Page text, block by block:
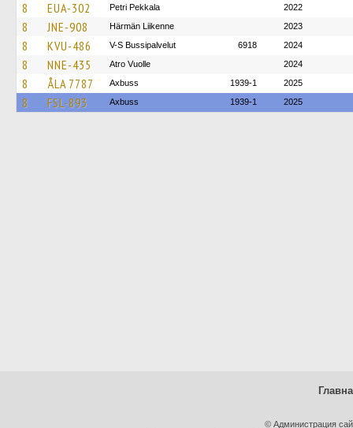
8 EUA-302 Petri Pekkala 2022
8 JNE-908 Härmän Liikenne 2023
8 KVU-486 V-S Bussipalvelut 6918 2024
8 NNE-435 Atro Vuolle 2024
8 ÅLA 7787 Axbuss 1939-1 2025
8 FSL-893 Axbuss 1939-1 2025
© Администрация